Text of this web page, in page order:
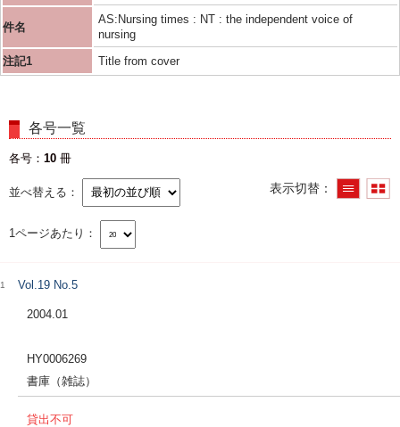
件名
AS:Nursing times : NT : the independent voice of
nursing
注記1
Title from cover
各号一覧
各号 10 冊
並べ替える 表示切替
1ページあたり
1 Vol.19 No.5
2004.01
HY0006269
書庫（雑誌）
貸出不可